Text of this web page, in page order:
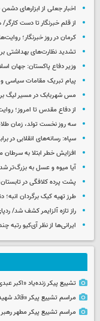
اخبار جعلی از ابزارهای
از قلم خبرنگار تا دست
کرمان در روز خبرنگار؛
تشدید نظارت‌های بهداشتی
وزیر دفاع پاکستان: جهان
پیام تبریک مقامات سیاسی و
مس شهربابک در مسیر لیگ
از دفاع مقدس تا امروز؛
سه روز نخست تولد، زمان
سپاه: رسانه‌های انقلابی در
افزایش خطر ابتلا به سرطان مری
آیا میوه و عسل به بزرگ‌تر
پشت پرده کلافگی در
طرز تهیه کیک برگردان انبه؛
راز تازه آلزایمر کشف شد/
ایرانی‌ها از نظر آی‌کیو رتبه
تشییع پیکر زنده‌یاد «اکبر
مراسم تشییع پیکر «قائد
مراسم تشییع پیکر مطهر